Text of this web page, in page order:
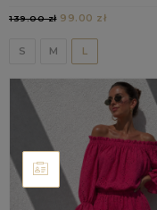
139.00 zł99.00 zł
S M L